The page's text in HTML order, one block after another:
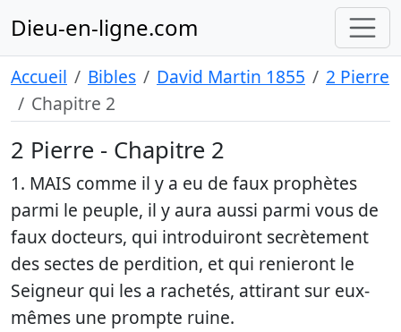
Dieu-en-ligne.com
Accueil Bibles David Martin 1855
2 Pierre
Chapitre 2
2 Pierre - Chapitre 2
1. MAIS comme il y a eu de faux prophètes
parmi le peuple, il y aura aussi parmi vous de
faux docteurs, qui introduiront secrètement
des sectes de perdition, et qui renieront le
Seigneur qui les a rachetés, attirant sur eux-
mêmes une prompte ruine.